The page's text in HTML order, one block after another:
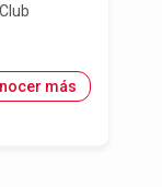
más